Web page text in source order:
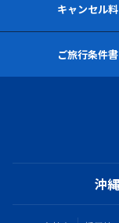
キャンセル料
ご旅行条件書
沖